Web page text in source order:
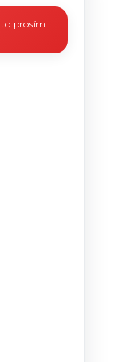
prosím